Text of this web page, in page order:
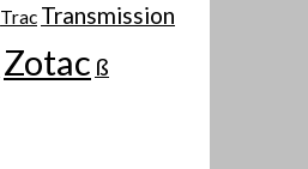
Trac Transmission
Zotac ß